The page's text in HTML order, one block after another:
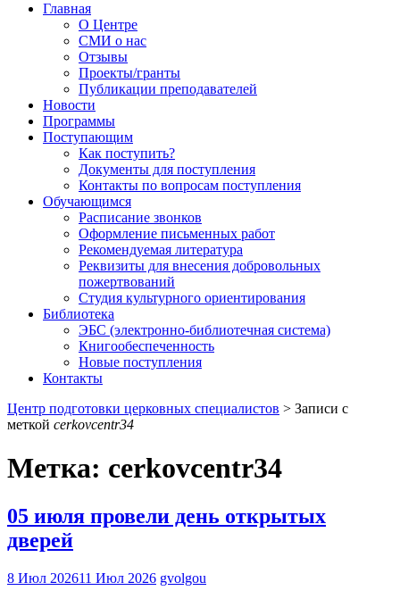
Главная
О Центре
СМИ о нас
Отзывы
Проекты/гранты
Публикации преподавателей
Новости
Программы
Поступающим
Как поступить?
Документы для поступления
Контакты по вопросам поступления
Обучающимся
Расписание звонков
Оформление письменных работ
Рекомендуемая литература
Реквизиты для внесения добровольных
пожертвований
Студия культурного ориентирования
Библиотека
ЭБС (электронно-библиотечная система)
Книгообеспеченность
Новые поступления
Контакты
Центр подготовки церковных специалистов > Записи с
меткой cerkovcentr34
Метка: cerkovcentr34
05 июля провели день открытых
дверей
8 Июл 202611 Июл 2026 gvolgou